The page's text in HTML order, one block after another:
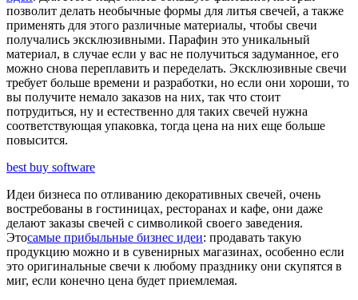
позволит делать необычные формы для литья свечей, а также
применять для этого различные материалы, чтобы свечи
получались эксклюзивными. Парафин это уникальный
материал, в случае если у вас не получиться задуманное, его
можно снова переплавить и переделать. Эксклюзивные свечи
требует больше времени и разработки, но если они хороши, то
вы получите немало заказов на них, так что стоит
потрудиться, ну и естественно для таких свечей нужна
соответствующая упаковка, тогда цена на них еще больше
повысится.
best buy software
Идеи бизнеса по отливанию декоративных свечей, очень
востребованы в гостиницах, ресторанах и кафе, они даже
делают заказы свечей с символикой своего заведения.
Этосамые прибыльные бизнес идеи: продавать такую
продукцию можно и в сувенирных магазинах, особенно если
это оригинальные свечи к любому празднику они скупятся в
миг, если конечно цена будет приемлемая.